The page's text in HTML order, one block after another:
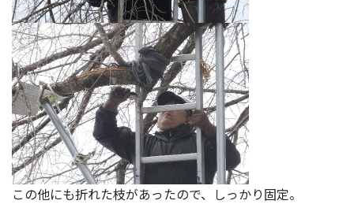
この他にも折れた枝があったので、しっかり固定。